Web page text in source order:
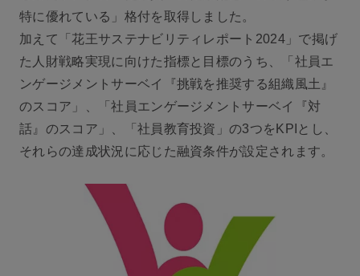
特に優れている」格付を取得しました。
加えて「花王サステナビリティレポート2024」で掲げ
た人財戦略実現に向けた指標と目標のうち、「社員エ
ンゲージメントサーベイ『挑戦を推奨する組織風土』
のスコア」、「社員エンゲージメントサーベイ『対
話』のスコア」、「社員教育投資」の3つをKPIとし、
それらの達成状況に応じた融資条件が設定されます。